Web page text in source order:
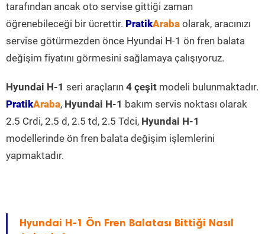
tarafından ancak oto servise gittiği zaman
öğrenebileceği bir ücrettir. PratikAraba olarak, aracınızı
servise götürmezden önce Hyundai H-1 ön fren balata
değişim fiyatını görmesini sağlamaya çalışıyoruz.
Hyundai H-1 seri araçların 4 çeşit modeli bulunmaktadır.
PratikAraba, Hyundai H-1 bakım servis noktası olarak
2.5 Crdi, 2.5 d, 2.5 td, 2.5 Tdci, Hyundai H-1
modellerinde ön fren balata değişim işlemlerini
yapmaktadır.
Hyundai H-1 Ön Fren Balatası Bittiği Nasıl